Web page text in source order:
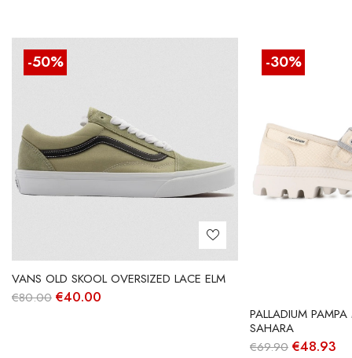
-50%
VANS OLD SKOOL OVERSIZED LACE ELM
€80.00 O
€40.00
-30%
PALLADIUM
SAHARA
€69.90 O
€48.93